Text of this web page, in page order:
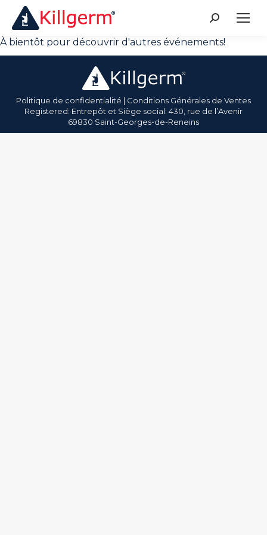
Événements En Cours
À bientôt pour découvrir d'autres événements!
Politique de confidentialité | Conditions Générales de Ventes
Registered: Entrepôt et Siège social: 430, rue de l’Avenir
69830 Saint-Georges-de-Reneins